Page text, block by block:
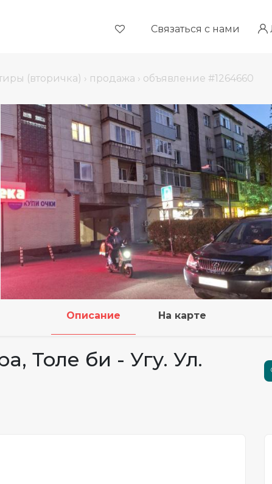
Связаться с нами
(вторичка) › продажа › объявление #1264660
Описание На карте
Толе би - Угу. Ул.